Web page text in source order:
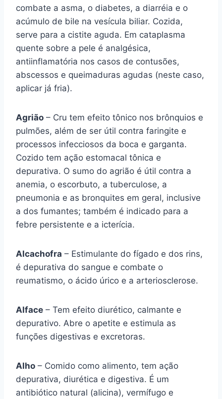
combate a asma, o diabetes, a diarréia e o
acúmulo de bile na vesícula biliar. Cozida,
serve para a cistite aguda. Em cataplasma
quente sobre a pele é analgésica,
antiinflamatória nos casos de contusões,
abscessos e queimaduras agudas (neste caso,
aplicar já fria).
Agrião – Cru tem efeito tônico nos brônquios e
pulmões, além de ser útil contra faringite e
processos infecciosos da boca e garganta.
Cozido tem ação estomacal tônica e
depurativa. O sumo do agrião é útil contra a
anemia, o escorbuto, a tuberculose, a
pneumonia e as bronquites em geral, inclusive
a dos fumantes; também é indicado para a
febre persistente e a icterícia.
Alcachofra – Estimulante do fígado e dos rins,
é depurativa do sangue e combate o
reumatismo, o ácido úrico e a arteriosclerose.
Alface – Tem efeito diurético, calmante e
depurativo. Abre o apetite e estimula as
funções digestivas e excretoras.
Alho – Comido como alimento, tem ação
depurativa, diurética e digestiva. É um
antibiótico natural (alicina), vermífugo e